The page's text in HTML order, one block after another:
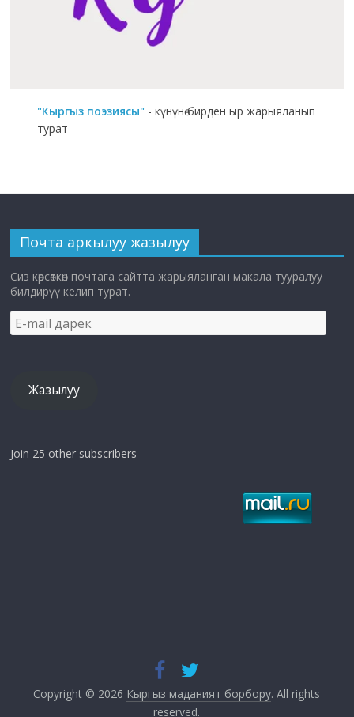
"Кыргыз поэзиясы" - күнүнө бирден ыр жарыяланып
турат
Почта аркылуу жазылуу
Сиз көрсөткөн почтага сайтта жарыяланган макала тууралуу
билдирүү келип турат.
E-
mail
Жазылуу
Join 25 other subscribers
Copyright © 2026 Кыргыз маданият борбору. All rights
reserved.